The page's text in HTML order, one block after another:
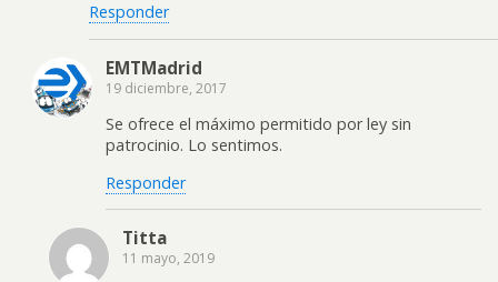
Responder
EMTMadrid
19 diciembre, 2017
Se ofrece el máximo permitido por ley sin
patrocinio. Lo sentimos.
Responder
Titta
11 mayo, 2019